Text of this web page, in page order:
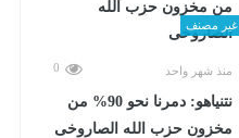
غير مصنف
منذ شهر واحد 0
نتنياهو: دمرنا نحو 90% من
مخزون حزب الله الصاروخى